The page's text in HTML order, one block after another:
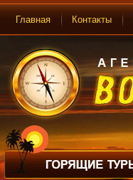
Главная Контакты